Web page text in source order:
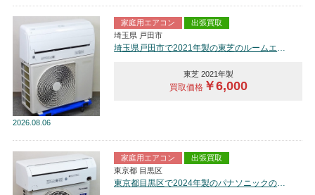
2026 08.06
家庭用エアコン
出張買取
埼玉県 戸田市
埼玉県戸田市で2021年製の東芝のルームエアコン【中古品】を買取しました。
東芝 2021年製
買取価格￥6,000
家庭用エアコン
出張買取
東京都 目黒区